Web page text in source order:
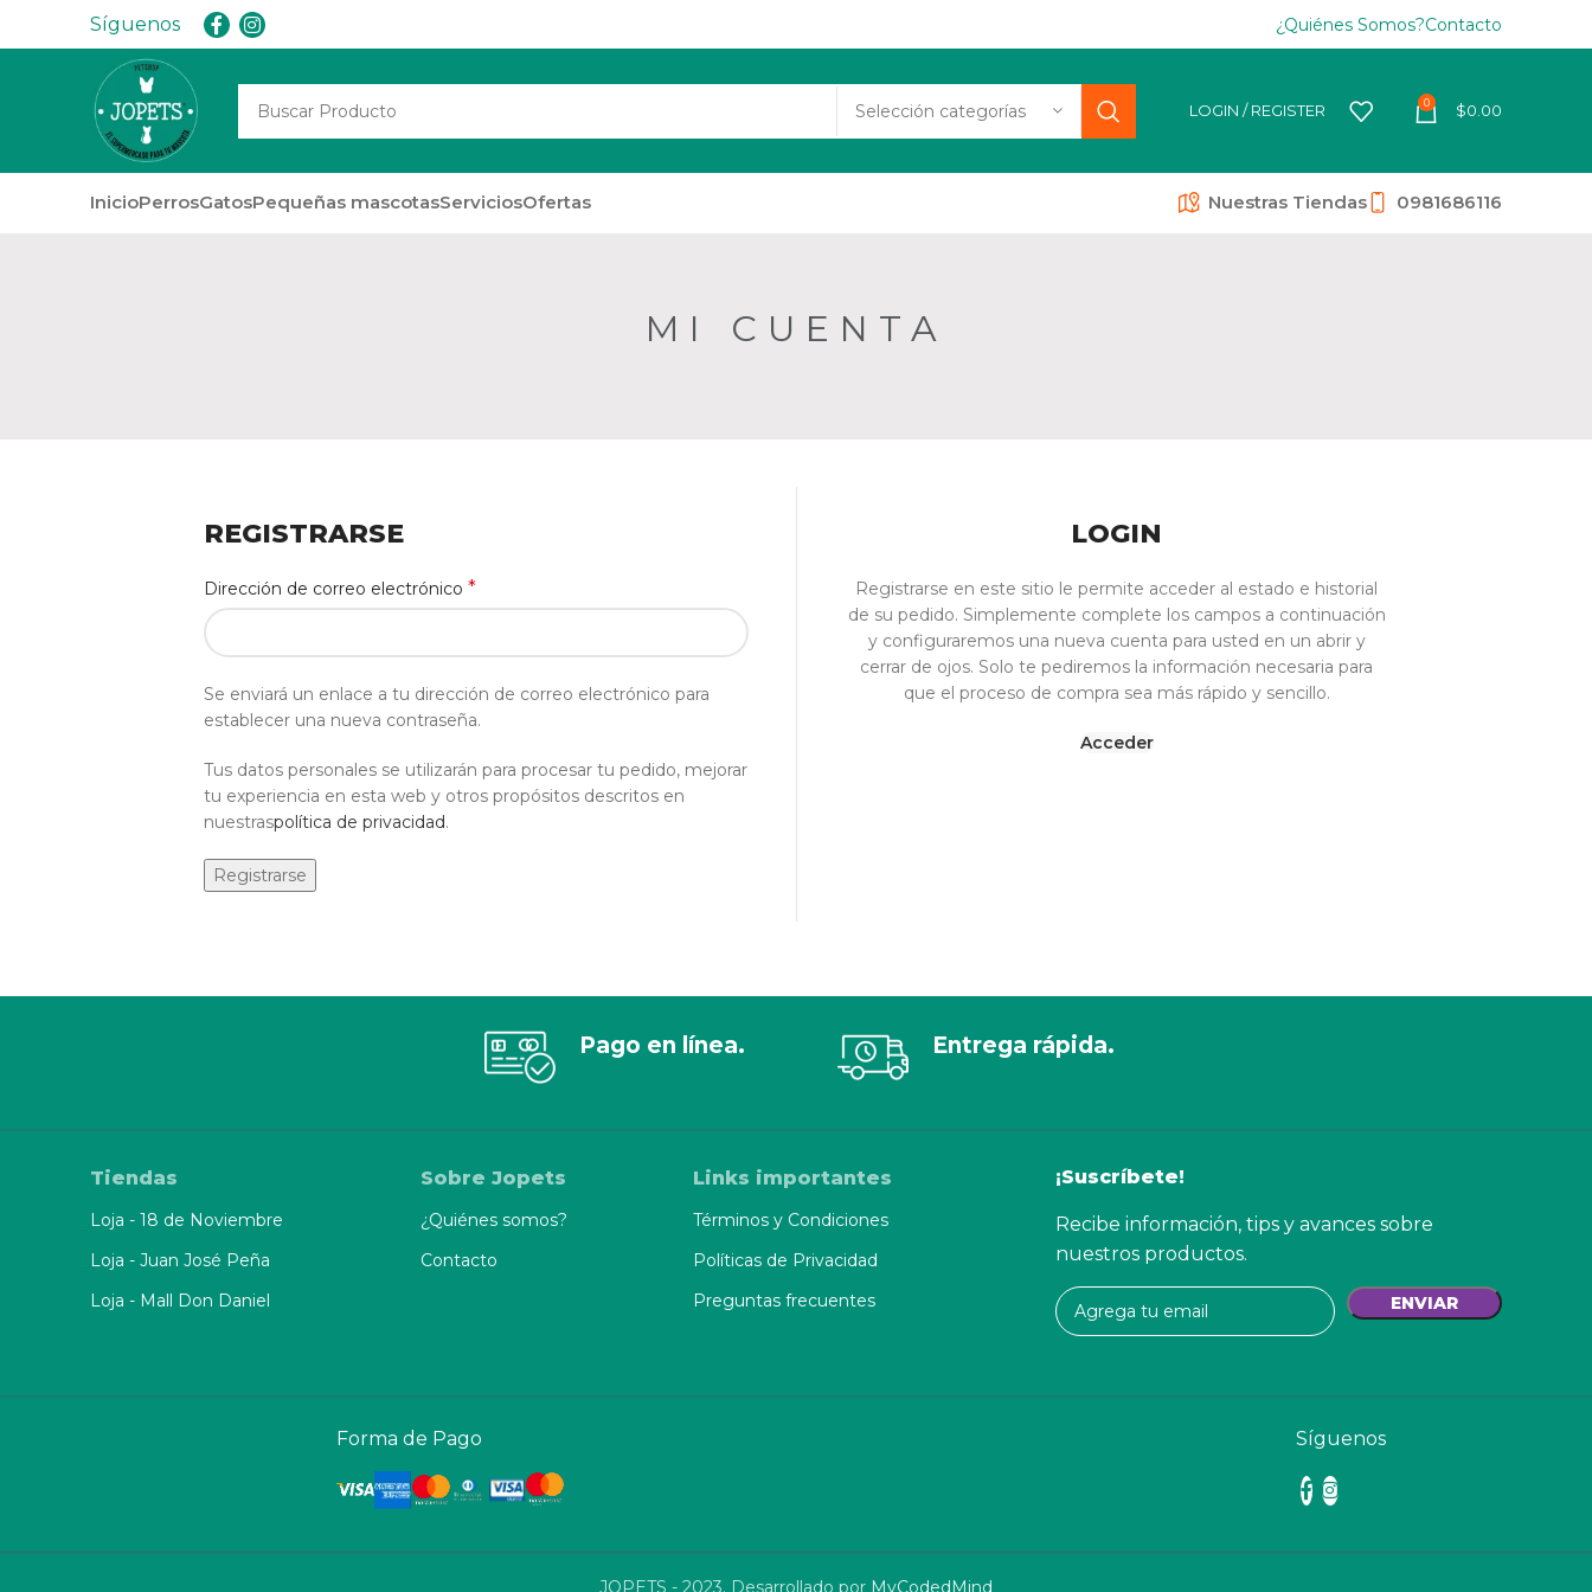
Síguenos ¿Quiénes Somos?Contacto
Selección categorías LOGIN / REGISTER 0 $0.00
InicioPerrosGatosPequeñas mascotasServiciosOfertas Nuestras Tiendas 0981686116
MI CUENTA
REGISTRARSE
Dirección de correo electrónico *
Se enviará un enlace a tu dirección de correo electrónico para
establecer una nueva contraseña.
Tus datos personales se utilizarán para procesar tu pedido, mejorar
tu experiencia en esta web y otros propósitos descritos en
nuestraspolítica de privacidad.
Registrarse
LOGIN
Registrarse en este sitio le permite acceder al estado e historial
de su pedido. Simplemente complete los campos a continuación
y configuraremos una nueva cuenta para usted en un abrir y
cerrar de ojos. Solo te pediremos la información necesaria para
que el proceso de compra sea más rápido y sencillo.
Acceder
Pago en línea. Entrega rápida.
Tiendas
Loja - 18 de Noviembre
Loja - Juan José Peña
Loja - Mall Don Daniel
Sobre Jopets
¿Quiénes somos?
Contacto
Links importantes
Términos y Condiciones
Políticas de Privacidad
Preguntas frecuentes
¡Suscríbete!
Recibe información, tips y avances sobre
nuestros productos.
Forma de Pago Síguenos
JOPETS - 2023. Desarrollado por MyCodedMind